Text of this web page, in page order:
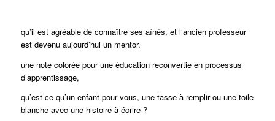
qu’il est agréable de connaître ses aînés, et l’ancien professeur
est devenu aujourd’hui un mentor.
une note colorée pour une éducation reconvertie en processus
d’apprentissage,
qu’est-ce qu’un enfant pour vous, une tasse à remplir ou une toile
blanche avec une histoire à écrire ?